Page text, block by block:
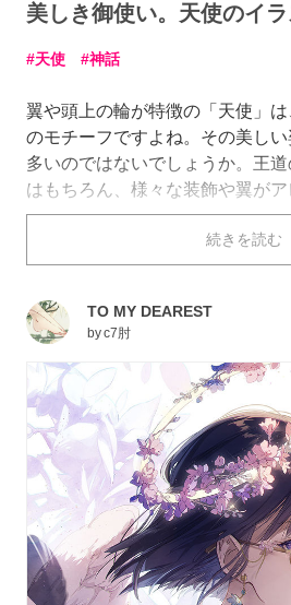
美しき御使い。天使のイ
天使 神話
翼や頭上の輪が特徴の「天使」
のモチーフですよね。その美し
多いのではないでしょうか。王
はもちろん、様々な装飾や翼が
注目です。
今回は、そんな「天使」を描い
た。ぜひご覧ください。
続きを読む
TO MY DEAREST
byc7肘